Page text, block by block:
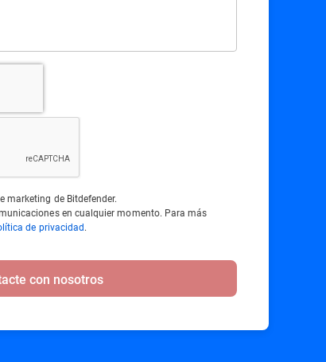
marketing de Bitdefender.
en cualquier momento. Para más
de privacidad.
con nosotros